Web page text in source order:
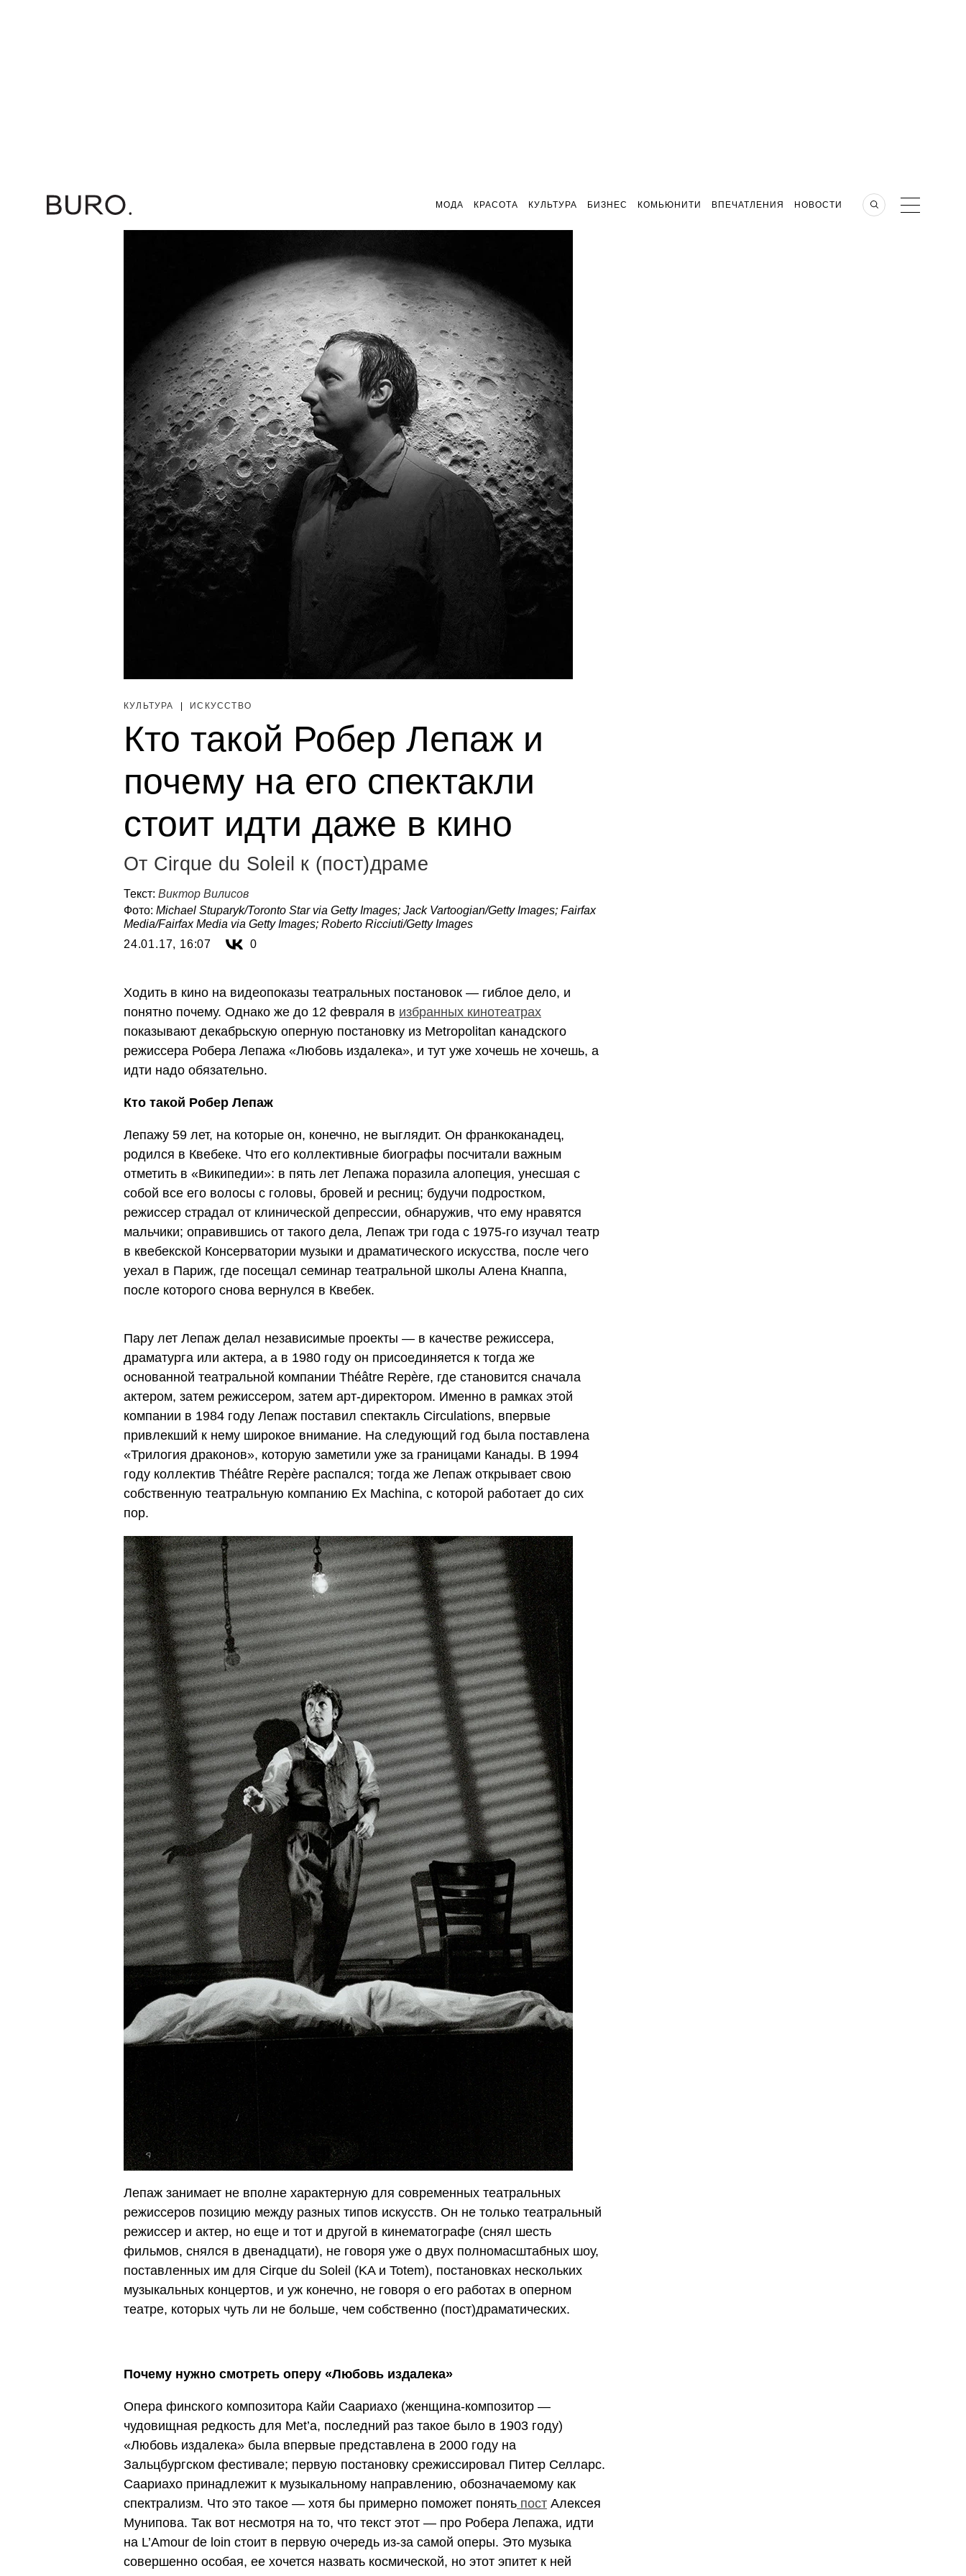
МОДА КРАСОТА КУЛЬТУРА БИЗНЕС КОМЬЮНИТИ ВПЕЧАТЛЕНИЯ НОВОСТИ
КУЛЬТУРА ИСКУССТВО
Кто такой Робер Лепаж и
почему на его спектакли
стоит идти даже в кино
От Cirque du Soleil к (пост)драме
Текст: Виктор Вилисов
Фото: Michael Stuparyk/Toronto Star via Getty Images; Jack Vartoogian/Getty Images; Fairfax
Media/Fairfax Media via Getty Images; Roberto Ricciuti/Getty Images
24.01.17, 16:07
0
Ходить в кино на видеопоказы театральных постановок — гиблое дело, и
понятно почему. Однако же до 12 февраля в избранных кинотеатрах
показывают декабрьскую оперную постановку из Metropolitan канадского
режиссера Робера Лепажа «Любовь издалека», и тут уже хочешь не хочешь, а
идти надо обязательно.
Кто такой Робер Лепаж
Лепажу 59 лет, на которые он, конечно, не выглядит. Он франкоканадец,
родился в Квебеке. Что его коллективные биографы посчитали важным
отметить в «Википедии»: в пять лет Лепажа поразила алопеция, унесшая с
собой все его волосы с головы, бровей и ресниц; будучи подростком,
режиссер страдал от клинической депрессии, обнаружив, что ему нравятся
мальчики; оправившись от такого дела, Лепаж три года с 1975-го изучал театр
в квебекской Консерватории музыки и драматического искусства, после чего
уехал в Париж, где посещал семинар театральной школы Алена Кнаппа,
после которого снова вернулся в Квебек.
Пару лет Лепаж делал независимые проекты — в качестве режиссера,
драматурга или актера, а в 1980 году он присоединяется к тогда же
основанной театральной компании Théâtre Repère, где становится сначала
актером, затем режиссером, затем арт-директором. Именно в рамках этой
компании в 1984 году Лепаж поставил спектакль Circulations, впервые
привлекший к нему широкое внимание. На следующий год была поставлена
«Трилогия драконов», которую заметили уже за границами Канады. В 1994
году коллектив Théâtre Repère распался; тогда же Лепаж открывает свою
собственную театральную компанию Ex Machina, с которой работает до сих
пор.
Лепаж занимает не вполне характерную для современных театральных
режиссеров позицию между разных типов искусств. Он не только театральный
режиссер и актер, но еще и тот и другой в кинематографе (снял шесть
фильмов, снялся в двенадцати), не говоря уже о двух полномасштабных шоу,
поставленных им для Cirque du Soleil (KA и Totem), постановках нескольких
музыкальных концертов, и уж конечно, не говоря о его работах в оперном
театре, которых чуть ли не больше, чем собственно (пост)драматических.
Почему нужно смотреть оперу «Любовь издалека»
Опера финского композитора Кайи Саариахо (женщина-композитор —
чудовищная редкость для Met’а, последний раз такое было в 1903 году)
«Любовь издалека» была впервые представлена в 2000 году на
Зальцбургском фестивале; первую постановку срежиссировал Питер Селларс.
Саариахо принадлежит к музыкальному направлению, обозначаемому как
спектрализм. Что это такое — хотя бы примерно поможет понять пост Алексея
Мунипова. Так вот несмотря на то, что текст этот — про Робера Лепажа, идти
на L’Amour de loin стоит в первую очередь из-за самой оперы. Это музыка
совершенно особая, ее хочется назвать космической, но этот эпитет к ней